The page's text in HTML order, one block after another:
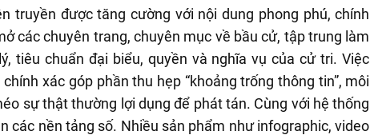
truyền được tăng cường với nội dung phong phú, chính
các chuyên trang, chuyên mục về bầu cử, tập trung làm
tiêu chuẩn đại biểu, quyền và nghĩa vụ của cử tri. Việc
xác góp phần thu hẹp “khoảng trống thông tin”, môi
sự thật thường lợi dụng để phát tán. Cùng với hệ thống
các nền tảng số. Nhiều sản phẩm như infographic, video